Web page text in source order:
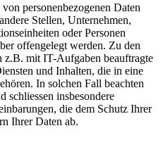
personenbezogenen Daten
Stellen, Unternehmen,
oder Personen
offengelegt werden. Zu den
z.B. mit IT-Aufgaben beauftragte
und Inhalten, die in eine
In solchen Fall beachten
schliessen insbesondere
die dem Schutz Ihrer
Ihrer Daten ab.